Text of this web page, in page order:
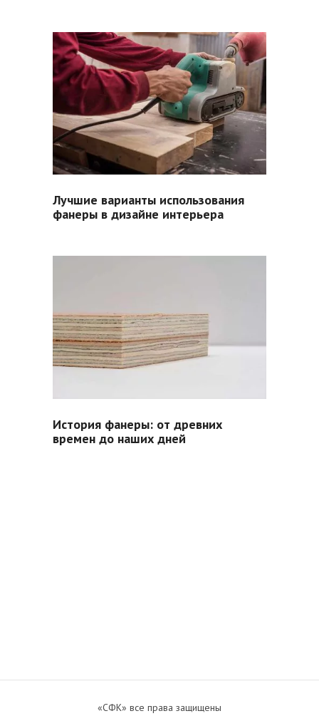
Лучшие варианты использования
фанеры в дизайне интерьера
История фанеры: от древних
времен до наших дней
«СФК» все права защищены